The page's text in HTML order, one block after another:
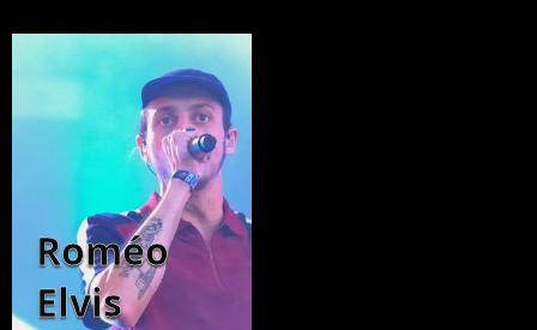
Roméo
Elvis